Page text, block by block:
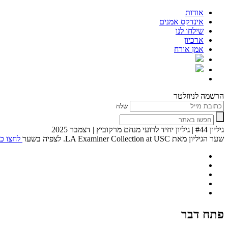
אודות
אינדקס אמנים
שילחו לנו
ארכיון
אמן אורח
הרשמה לניוזלטר
שלח
גיליון #44 | גיליון יחיד לרועי מנחם מרקוביץ | דצמבר 2025
שער הגיליון מאת LA Examiner Collection at USC. לצפיה בשער
לחצו
פתח דבר